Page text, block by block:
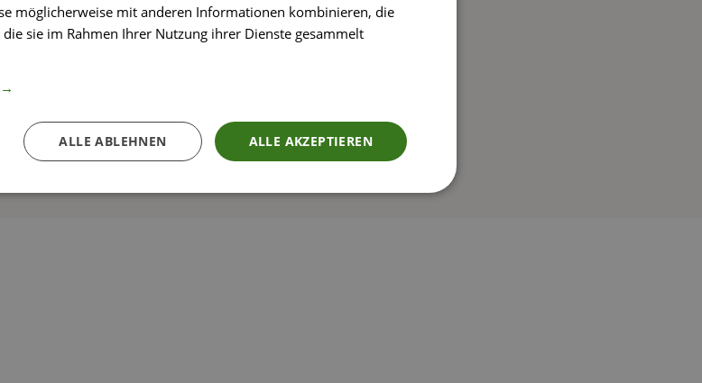
möglicherweise mit anderen Informationen kombinieren, die
sie im Rahmen Ihrer Nutzung ihrer Dienste gesammelt
ALLE AKZEPTIEREN
ALLE ABLEHNEN